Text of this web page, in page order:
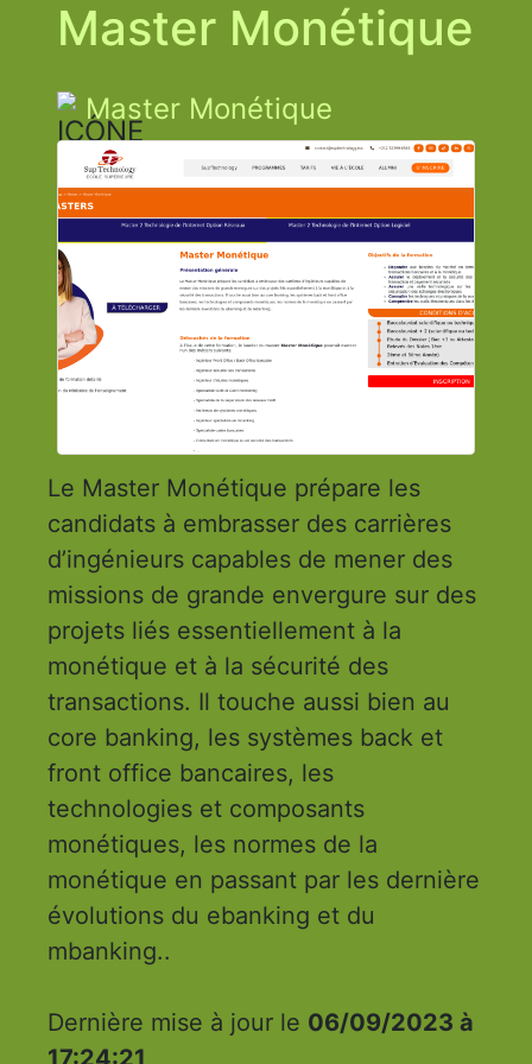
Master Monétique
Master Monétique
Le Master Monétique prépare les
candidats à embrasser des carrières
d’ingénieurs capables de mener des
missions de grande envergure sur des
projets liés essentiellement à la
monétique et à la sécurité des
transactions. Il touche aussi bien au
core banking, les systèmes back et
front office bancaires, les
technologies et composants
monétiques, les normes de la
monétique en passant par les dernière
évolutions du ebanking et du
mbanking..
Dernière mise à jour le 06/09/2023 à
17:24:21